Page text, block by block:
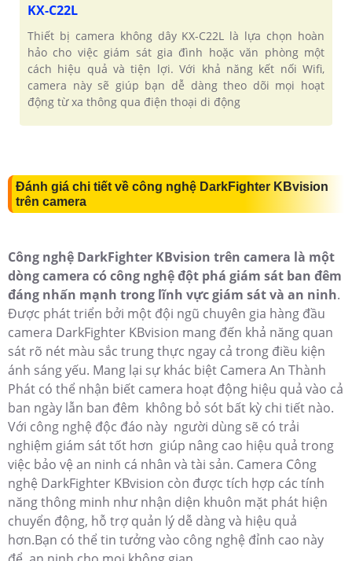
KX-C22L
Thiết bị camera không dây KX-C22L là lựa chọn hoàn
hảo cho việc giám sát gia đình hoặc văn phòng một
cách hiệu quả và tiện lợi. Với khả năng kết nối Wifi,
camera này sẽ giúp bạn dễ dàng theo dõi mọi hoạt
động từ xa thông qua điện thoại di động
Đánh giá chi tiết về công nghệ DarkFighter KBvision
trên camera
Công nghệ DarkFighter KBvision trên camera là một
dòng camera có công nghệ đột phá giám sát ban đêm
đáng nhấn mạnh trong lĩnh vực giám sát và an ninh.
Được phát triển bởi một đội ngũ chuyên gia hàng đầu
camera DarkFighter KBvision mang đến khả năng quan
sát rõ nét màu sắc trung thực ngay cả trong điều kiện
ánh sáng yếu. Mang lại sự khác biệt Camera An Thành
Phát có thể nhận biết camera hoạt động hiệu quả vào cả
ban ngày lẫn ban đêm không bỏ sót bất kỳ chi tiết nào.
Với công nghệ độc đáo này người dùng sẽ có trải
nghiệm giám sát tốt hơn giúp nâng cao hiệu quả trong
việc bảo vệ an ninh cá nhân và tài sản. Camera Công
nghệ DarkFighter KBvision còn được tích hợp các tính
năng thông minh như nhận diện khuôn mặt phát hiện
chuyển động, hỗ trợ quản lý dễ dàng và hiệu quả
hơn.Bạn có thể tin tưởng vào công nghệ đỉnh cao này